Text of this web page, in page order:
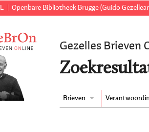
Openbare Bibliotheek Brugge (Guido
Gezelles Brieven
Brieven